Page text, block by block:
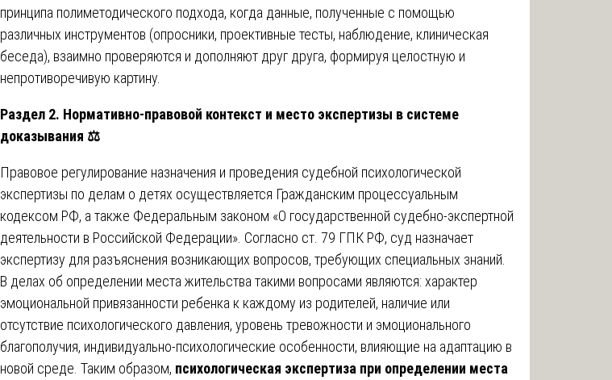
принципа полиметодического подхода, когда данные, полученные с помощью
различных инструментов (опросники, проективные тесты, наблюдение, клиническая
беседа), взаимно проверяются и дополняют друг друга, формируя целостную и
непротиворечивую картину.
Раздел 2. Нормативно-правовой контекст и место экспертизы в системе
доказывания ⚖️
Правовое регулирование назначения и проведения судебной психологической
экспертизы по делам о детях осуществляется Гражданским процессуальным
кодексом РФ, а также Федеральным законом «О государственной судебно-экспертной
деятельности в Российской Федерации». Согласно ст. 79 ГПК РФ, суд назначает
экспертизу для разъяснения возникающих вопросов, требующих специальных знаний.
В делах об определении места жительства такими вопросами являются: характер
эмоциональной привязанности ребенка к каждому из родителей, наличие или
отсутствие психологического давления, уровень тревожности и эмоционального
благополучия, индивидуально-психологические особенности, влияющие на адаптацию в
новой среде. Таким образом, психологическая экспертиза при определении места